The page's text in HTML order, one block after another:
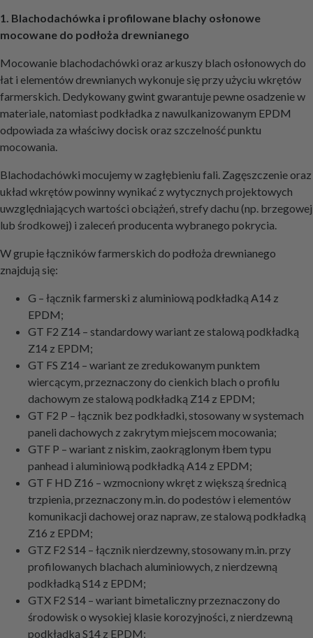
1. Blachodachówka i profilowane blachy osłonowe
mocowane do podłoża drewnianego
Mocowanie blachodachówki oraz arkuszy blach osłonowych do
łat i elementów drewnianych wykonuje się przy użyciu wkrętów
farmerskich. Dedykowany gwint gwarantuje pewne osadzenie w
materiale, natomiast podkładka z nawulkanizowanym EPDM
odpowiada za właściwy docisk oraz szczelność punktu
mocowania.
Blachodachówki mocujemy w zagłębieniu fali. Zagęszczenie oraz
układ wkrętów powinny wynikać z wytycznych projektowych
uwzględniających wartości obciążeń, strefy dachu (np. brzegowej
lub środkowej) i zaleceń producenta wybranego pokrycia.
W grupie łączników farmerskich do podłoża drewnianego
znajdują się:
G – łącznik farmerski z aluminiową podkładką A14 z
EPDM;
GT F2 Z14 – standardowy wariant ze stalową podkładką
Z14 z EPDM;
GT FS Z14 – wariant ze zredukowanym punktem
wiercącym, przeznaczony do cienkich blach o profilu
dachowym ze stalową podkładką Z14 z EPDM;
GT F2 P – łącznik bez podkładki, stosowany w systemach
paneli dachowych z zakrytym miejscem mocowania;
GTF P – wariant z niskim, zaokrąglonym łbem typu
panhead i aluminiową podkładką A14 z EPDM;
GT F HD Z16 – wzmocniony wkręt z większą średnicą
trzpienia, przeznaczony m.in. do podestów i elementów
komunikacji dachowej oraz napraw, ze stalową podkładką
Z16 z EPDM;
GTZ F2 S14 – łącznik nierdzewny, stosowany m.in. przy
profilowanych blachach aluminiowych, z nierdzewną
podkładką S14 z EPDM;
GTX F2 S14 – wariant bimetaliczny przeznaczony do
środowisk o wysokiej klasie korozyjności, z nierdzewną
podkładką S14 z EPDM;